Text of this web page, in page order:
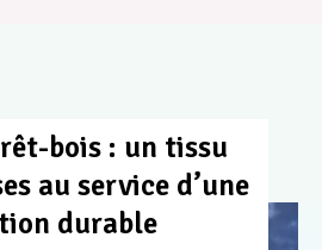
bois : un tissu
au service d’une
durable